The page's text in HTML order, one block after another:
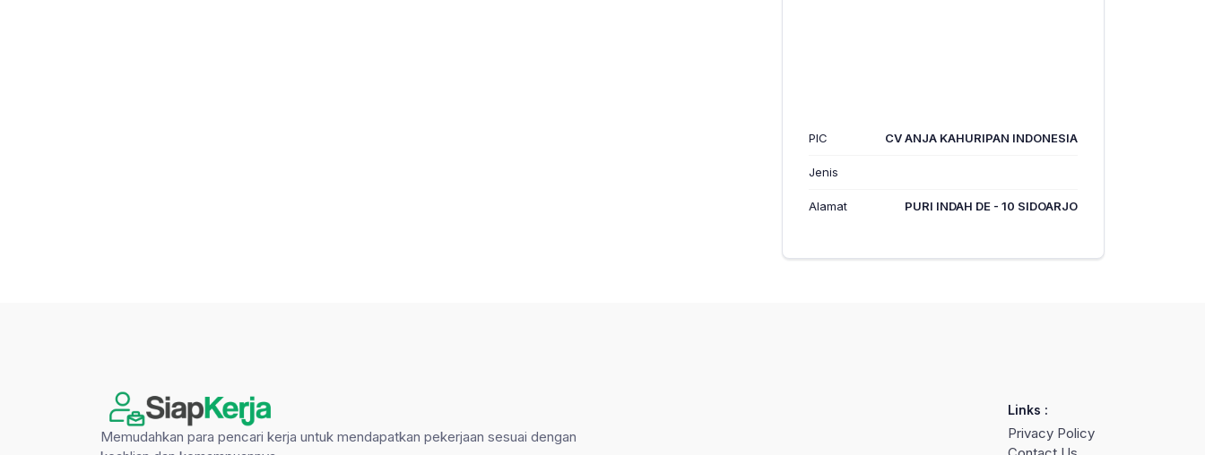
PIC CV ANJA KAHURIPAN INDONESIA
Jenis
Alamat PURI INDAH DE - 10 SIDOARJO
Memudahkan para pencari kerja untuk mendapatkan pekerjaan sesuai dengan
Links :
Privacy Policy